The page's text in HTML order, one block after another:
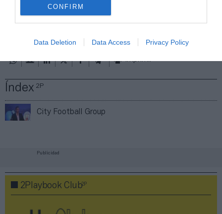
CONFIRM
Data Deletion Data Access Privacy Policy
Índex2P
City Football Group
Compartir
Imprimir
Publicidad
2Playbook Club2P